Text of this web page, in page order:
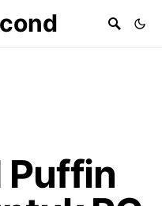
Puffin